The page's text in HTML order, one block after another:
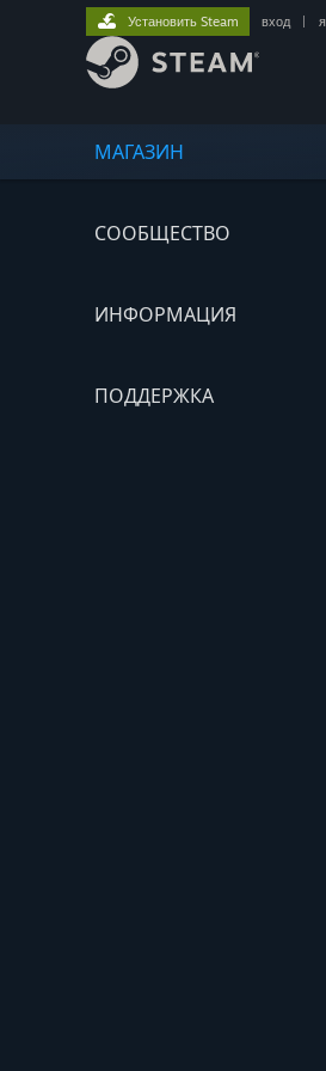
МАГАЗИН
СООБЩЕСТВО
ИНФОРМАЦИЯ
ПОДДЕРЖКА
Установить Steam вход